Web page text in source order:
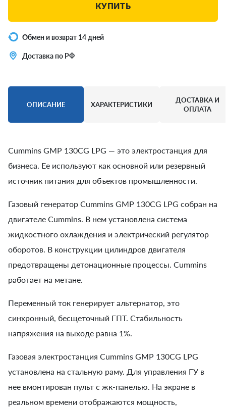
КУПИТЬ
Обмен и возврат 14 дней
Доставка по РФ
ОПИСАНИЕ ХАРАКТЕРИСТИКИ
ДОСТАВКА И
ОПЛАТА
Cummins GMP 130CG LPG — это электростанция для
бизнеса. Ее используют как основной или резервный
источник питания для объектов промышленности.
Газовый генератор Cummins GMP 130CG LPG собран на
двигателе Cummins. В нем установлена система
жидкостного охлаждения и электрический регулятор
оборотов. В конструкции цилиндров двигателя
предотвращены детонационные процессы. Cummins
работает на метане.
Переменный ток генерирует альтернатор, это
синхронный, бесщеточный ГПТ. Стабильность
напряжения на выходе равна 1%.
Газовая электростанция Cummins GMP 130CG LPG
установлена на стальную раму. Для управления ГУ в
нее вмонтирован пульт с жк-панелью. На экране в
реальном времени отображаются мощность,